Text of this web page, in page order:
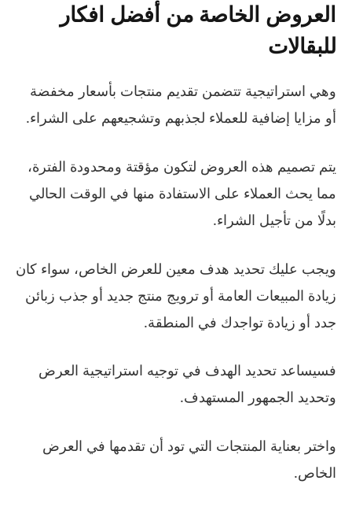
العروض الخاصة من أفضل افكار
للبقالات
وهي استراتيجية تتضمن تقديم منتجات بأسعار مخفضة
أو مزايا إضافية للعملاء لجذبهم وتشجيعهم على الشراء.
يتم تصميم هذه العروض لتكون مؤقتة ومحدودة الفترة،
مما يحث العملاء على الاستفادة منها في الوقت الحالي
بدلًا من تأجيل الشراء.
ويجب عليك تحديد هدف معين للعرض الخاص، سواء كان
زيادة المبيعات العامة أو ترويج منتج جديد أو جذب زبائن
جدد أو زيادة تواجدك في المنطقة.
فسيساعد تحديد الهدف في توجيه استراتيجية العرض
وتحديد الجمهور المستهدف.
واختر بعناية المنتجات التي تود أن تقدمها في العرض
الخاص.